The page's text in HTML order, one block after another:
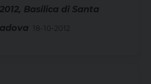
Basilica di Santa
18-10-2012